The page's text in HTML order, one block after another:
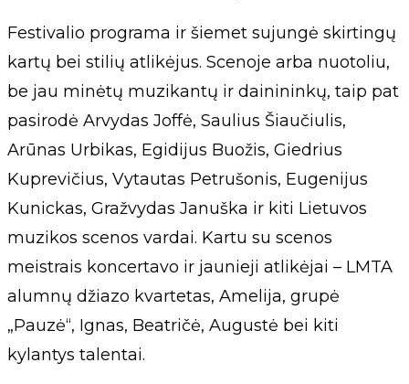
Festivalio programa ir šiemet sujungė skirtingų
kartų bei stilių atlikėjus. Scenoje arba nuotoliu,
be jau minėtų muzikantų ir dainininkų, taip pat
pasirodė Arvydas Joffė, Saulius Šiaučiulis,
Arūnas Urbikas, Egidijus Buožis, Giedrius
Kuprevičius, Vytautas Petrušonis, Eugenijus
Kunickas, Gražvydas Januška ir kiti Lietuvos
muzikos scenos vardai. Kartu su scenos
meistrais koncertavo ir jaunieji atlikėjai – LMTA
alumnų džiazo kvartetas, Amelija, grupė
„Pauzė“, Ignas, Beatričė, Augustė bei kiti
kylantys talentai.